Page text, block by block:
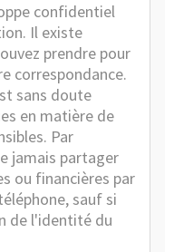
confidentiel
Il existe
prendre pour
correspondance.
sans doute
en matière de
Par
jamais partager
ou financières par
sauf si
de l'identité du